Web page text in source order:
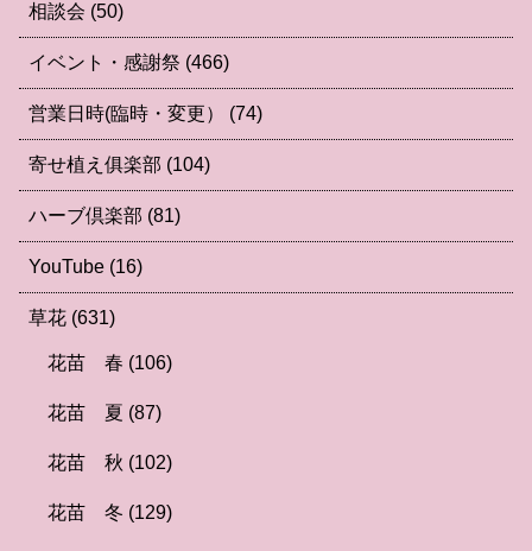
相談会 (50)
イベント・感謝祭 (466)
営業日時(臨時・変更） (74)
寄せ植え俱楽部 (104)
ハーブ倶楽部 (81)
YouTube (16)
草花 (631)
花苗 春 (106)
花苗 夏 (87)
花苗 秋 (102)
花苗 冬 (129)